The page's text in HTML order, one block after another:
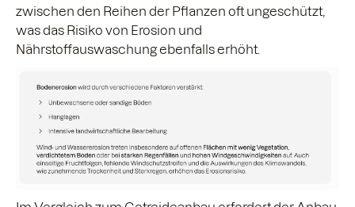
zwischen den Reihen der Pflanzen oft ungeschützt,
was das Risiko von Erosion und
Nährstoffauswaschung ebenfalls erhöht.